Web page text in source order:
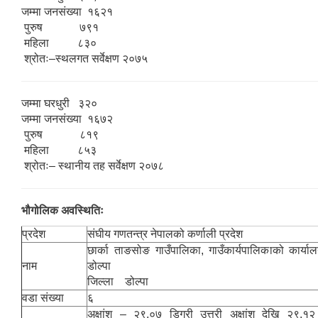
जम्मा जनसंख्या १६२१
पुरुष ७९१
महिला ८३०
श्रोतः–स्थलगत सर्वेक्षण २०७५
जम्मा घरधुरी ३२०
जम्मा जनसंख्या १६७२
पुरुष ८१९
महिला ८५३
श्रोतः– स्थानीय तह सर्वेक्षण २०७८
भौगोलिक अवस्थितिः
प्रदेश
संघीय गणतन्त्र नेपालको कर्णाली प्रदेश
नाम
छार्का ताङसोङ गाउँपालिका, गाउँकार्यपालिकाको
डोल्पा
जिल्ला डोल्पा
वडा संख्या
६
अक्षांश – २९.०७ डिग्री उत्तरी अक्षांश देखि २९.१२